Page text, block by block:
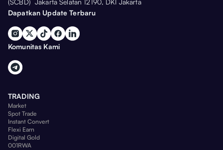
(SCBD) Jakarta Selatan 12190, DKI Jakarta
Dapatkan Update Terbaru
Komunitas Kami
TRADING
Market
Spot Trade
Instant Convert
Flexi Earn
Digital Gold
001RWA